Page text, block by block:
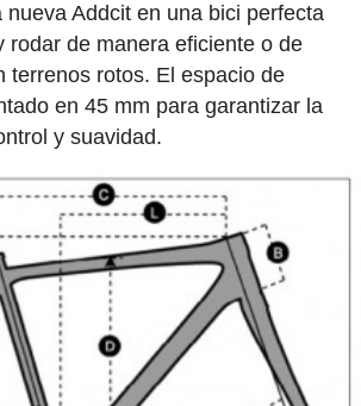
nueva Addcit en una bici perfecta
rodar de manera eficiente o de
terrenos rotos. El espacio de
en 45 mm para garantizar la
y suavidad.